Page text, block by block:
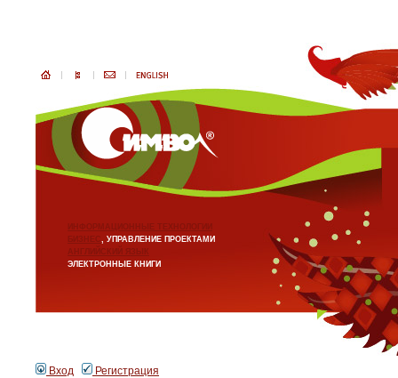
ИНФОРМАЦИОННЫЕ ТЕХНОЛОГИИ
БИЗНЕС, УПРАВЛЕНИЕ ПРОЕКТАМИ
АНГЛИЙСКИЙ ЯЗЫК
ЭЛЕКТРОННЫЕ КНИГИ
Вход
Регистрация